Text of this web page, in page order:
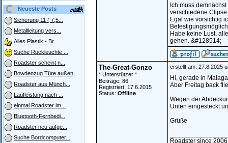
Neueste Posts
Sicherung 11 ( 7,5...
Metallleitung vers...
Alles Plastik - Br...
Suche Rückleuchte ...
Roadster scheint n...
Bowdenzug Türe außen
Roadster aus Münch...
Laufleistung nach ...
einmal Roadster im...
Bluetooth-Fernbedi...
Roadster neu aufge...
Suche Bordcomputer...
Ich muss
verschiedene
Egal wie vorsichtig
Habe keine Lust,
gehen. &#128514;
The-Great-Gonzo
* Unterstützer *
Beiträge: 86
Registriert: 17.6.2015
Status: Offline
erstellt am: 27.8.2025
Hi, gerade in
Aber Freitag back
Wegen der
Unten eingesteckt
Grüße
Roadster since